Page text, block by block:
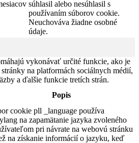
súhlasil alebo nesúhlasil s
používaním súborov cookie.
Neuchováva žiadne osobné
údaje.
vykonávať určité funkcie, ako je
na platformách sociálnych médií,
a ďalšie funkcie tretích strán.
Popis
cookie pll _language používa
na zapamätanie jazyka zvoleného
pri návrate na webovú stránku
na získanie informácií o jazyku, keď